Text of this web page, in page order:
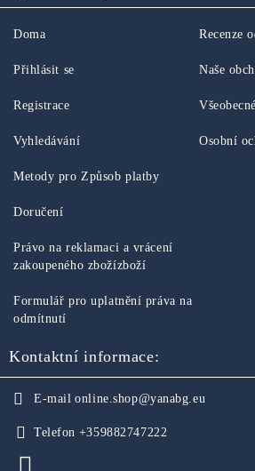
Doma
Přihlásit se
Registrace
Vyhledávání
Recenze
Naše
Osobní
Metody pro Způsob platby
Doručení
Právo na reklamaci a vrácení
zakoupeného zbožízboží
Formulář pro uplatnění práva na
odmítnutí
Kontaktní informace:
E-mail online.shop@yanabg.eu
Telefon +359882747222